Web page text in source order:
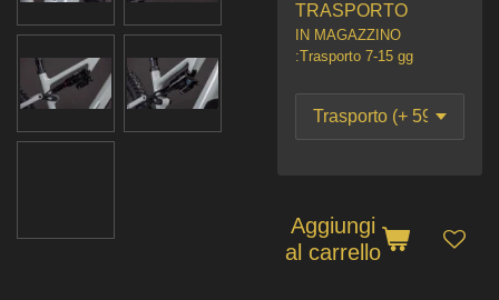
TRASPORTO
IN MAGAZZINO
:Trasporto 7-15 gg
Aggiungi
al carrello